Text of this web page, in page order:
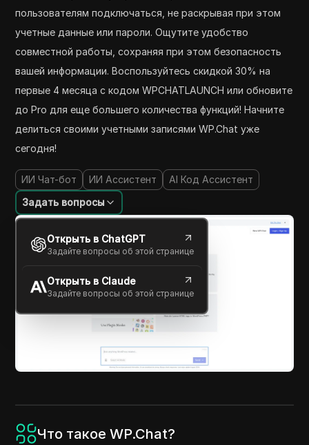
пользователям подключаться, не раскрывая при этом
учетные данные или пароли. Ощутите удобство
совместной работы, сохраняя при этом безопасность
вашей информации. Воспользуйтесь скидкой 30% на
первые 4 месяца с кодом WPCHATLAUNCH или обновите
до Pro для еще большего количества функций! Начните
делиться своими учетными записями WP.Chat уже
сегодня!
ИИ Чат-бот ИИ Ассистент
AI Код Ассистент
Задать вопросы
Открыть в ChatGPT
Задайте вопросы об этой странице
Открыть в Claude
Задайте вопросы об этой странице
Что такое WP.Chat?